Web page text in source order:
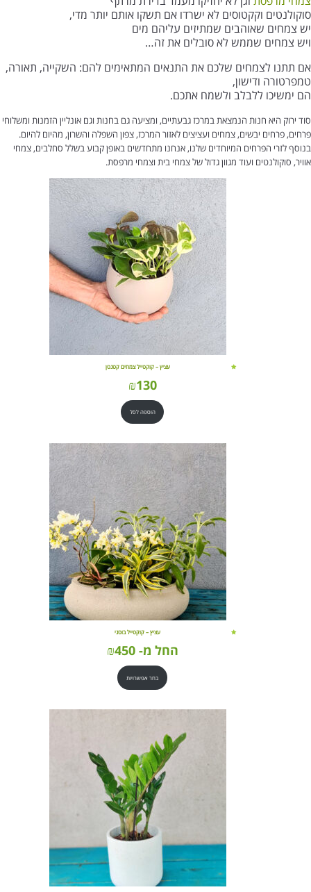
סוקולנטים וקקטוסים לא ישרדו אם תשקו אותם יותר מדי,
יש צמחים שאוהבים שמתיזים עליהם מים
ויש צמחים שממש לא סובלים את זה…
אם תתנו לצמחים שלכם את התנאים המתאימים להם: השקייה, תאורה,
טמפרטורה ודישון,
הם ימשיכו ללבלב ולשמח אתכם.
סוד ירוק היא חנות הנמצאת במרכז גבעתיים, ומציעה גם בחנות וגם אונליין הזמנות ומשלוחי
פרחים, פרחים יבשים, צמחים ועציצים לאזור המרכז, צפון השפלה והשרון, מהיום להיום.
בנוסף לזרי הפרחים המיוחדים שלנו, אנחנו מתחדשים באופן קבוע בשלל סחלבים, צמחי
אוויר, סוקולנטים ועוד מגוון גדול של צמחי בית וצמחי מרפסת.
עציץ – קוקטייל צמחים קטנטן
₪130
הוספה לסל
עציץ – קוקטייל בוטני
החל מ- ₪450
בחר אפשרויות